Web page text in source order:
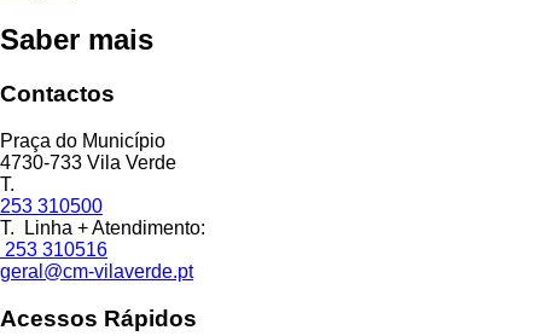
Saber mais
Contactos
Praça do Município
4730-733 Vila Verde
T.
253 310500
T. Linha + Atendimento:
253 310516
geral@cm-vilaverde.pt
Acessos Rápidos